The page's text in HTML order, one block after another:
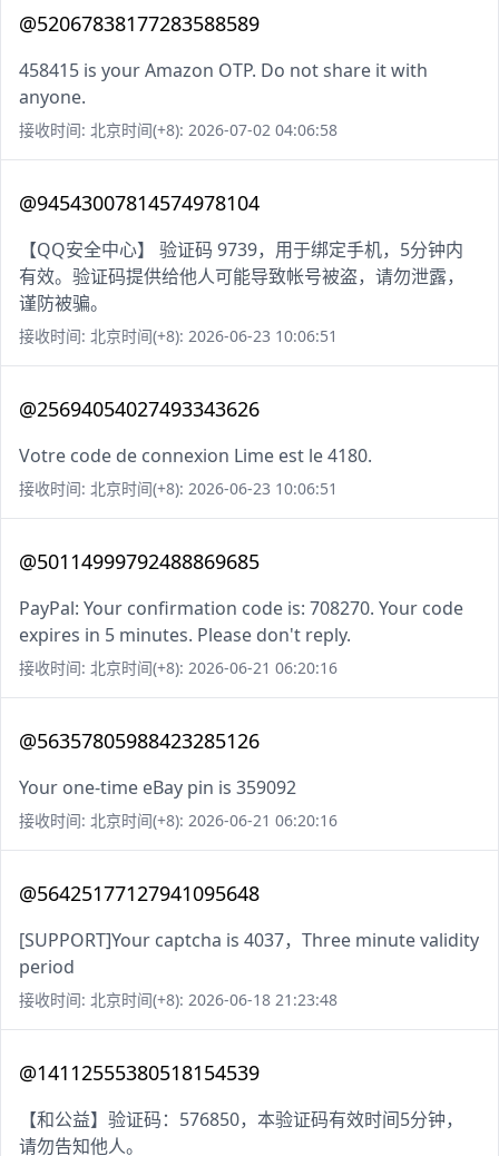
@52067838177283588589
458415 is your Amazon OTP. Do not share it with
anyone.
接收时间: 北京时间(+8): 2026-07-02 04:06:58
@94543007814574978104
【QQ安全中心】 验证码 9739，用于绑定手机，5分钟内
有效。验证码提供给他人可能导致帐号被盗，请勿泄露，
谨防被骗。
接收时间: 北京时间(+8): 2026-06-23 10:06:51
@25694054027493343626
Votre code de connexion Lime est le 4180.
接收时间: 北京时间(+8): 2026-06-23 10:06:51
@50114999792488869685
PayPal: Your confirmation code is: 708270. Your code
expires in 5 minutes. Please don't reply.
接收时间: 北京时间(+8): 2026-06-21 06:20:16
@56357805988423285126
Your one-time eBay pin is 359092
接收时间: 北京时间(+8): 2026-06-21 06:20:16
@56425177127941095648
[SUPPORT]Your captcha is 4037，Three minute validity
period
接收时间: 北京时间(+8): 2026-06-18 21:23:48
@14112555380518154539
【和公益】验证码：576850，本验证码有效时间5分钟，
请勿告知他人。